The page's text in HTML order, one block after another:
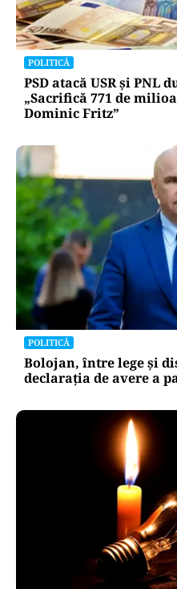
POLITICĂ
PSD atacă USR și PNL
„Sacrifică 771 de
Dominic Fritz”
POLITICĂ
Bolojan, între lege și
declarația de avere a